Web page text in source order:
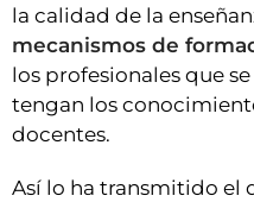
la calidad de la
mecanismos de
los profesionales que
tengan los
docentes.
Así lo ha transmitido el